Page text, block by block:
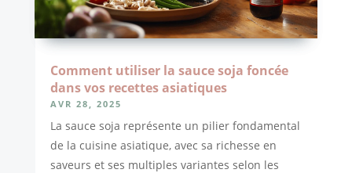
Comment utiliser la sauce soja foncée
dans vos recettes asiatiques
AVR 28, 2025
La sauce soja représente un pilier fondamental
de la cuisine asiatique, avec sa richesse en
saveurs et ses multiples variantes selon les